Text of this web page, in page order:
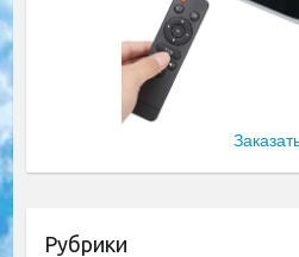
Рубрики